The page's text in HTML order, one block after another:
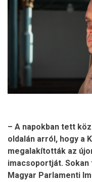
– A napokban tett
oldalán arról, hogy a
megalakították az
imacsoportját.
Magyar Parlamenti